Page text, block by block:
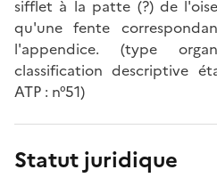
sifflet à la patte (?) de
qu'une fente
l'appendice. (type
classification descriptive
ATP : n°51)
Statut juridique